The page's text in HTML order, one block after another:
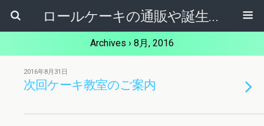
ロールケーキの通販や誕生日ケーキ【ケーキ屋健ちゃん】東大阪市
Archives › 8月, 2016
2016年8月31日
次回ケーキ教室のご案内